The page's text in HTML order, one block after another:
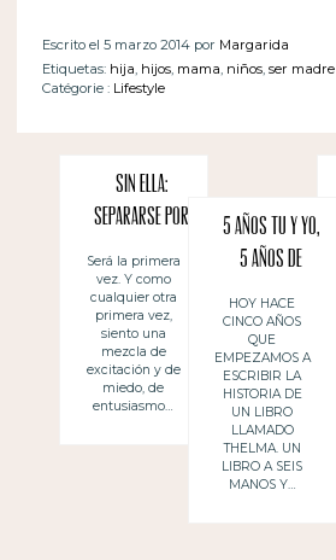
Escrito el 5 marzo 2014 por Margarida
Etiquetas: hija, hijos, mama, niños, ser madre
Catégorie : Lifestyle
Sin ella:
separarse por
primera vez de
sus hijos
Será la primera
vez. Y como
cualquier otra
primera vez,
siento una
mezcla de
excitación y de
miedo, de
entusiasmo…
5 años tu y yo,
5 años de
nosotros
HOY HACE
CINCO AÑOS
QUE
EMPEZAMOS A
ESCRIBIR LA
HISTORIA DE
UN LIBRO
LLAMADO
THELMA. UN
LIBRO A SEIS
MANOS Y…